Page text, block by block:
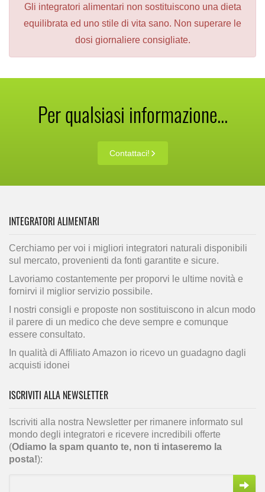
Gli integratori alimentari non sostituiscono una dieta
equilibrata ed uno stile di vita sano. Non superare le
dosi giornaliere consigliate.
Per qualsiasi informazione...
Contattaci!
INTEGRATORI ALIMENTARI
Cerchiamo per voi i migliori integratori naturali disponibili
sul mercato, provenienti da fonti garantite e sicure.
Lavoriamo costantemente per proporvi le ultime novità e
fornirvi il miglior servizio possibile.
I nostri consigli e proposte non sostituiscono in alcun modo
il parere di un medico che deve sempre e comunque
essere consultato.
In qualità di Affiliato Amazon io ricevo un guadagno dagli
acquisti idonei
ISCRIVITI ALLA NEWSLETTER
Iscriviti alla nostra Newsletter per rimanere informato sul
mondo degli integratori e ricevere incredibili offerte
(Odiamo la spam quanto te, non ti intaseremo la
posta!):